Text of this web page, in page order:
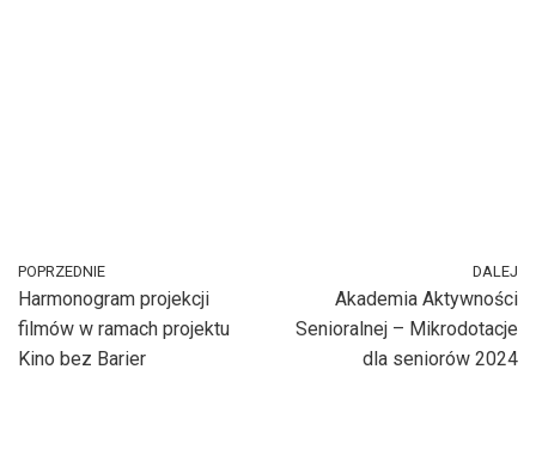
POPRZEDNIE
Harmonogram projekcji
filmów w ramach projektu
Kino bez Barier
DALEJ
Akademia Aktywności
Senioralnej – Mikrodotacje
dla seniorów 2024